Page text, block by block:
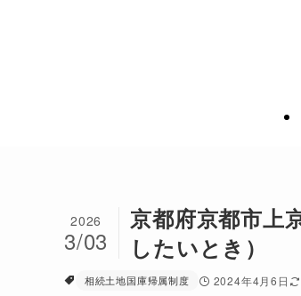
京都府京都市上
したいとき）
2026
3/03
相続土地国庫帰属制度 2024年4月6日